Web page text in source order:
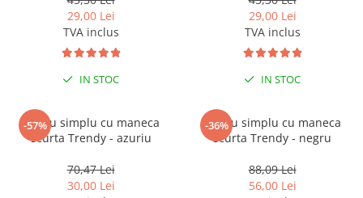
Pentru sudura
Pentru copii
Pantaloni de lucru cu pieptar
Pentru femei
29,00 Lei
TVA inclus
IN STOC
29,00 Lei
TVA inclus
IN STOC
-57%
Tricou simplu cu maneca
scurta Trendy - azuriu
70,47 Lei
30,00 Lei
-36%
Tricou simplu cu maneca
scurta Trendy - negru
88,09 Lei
56,00 Lei